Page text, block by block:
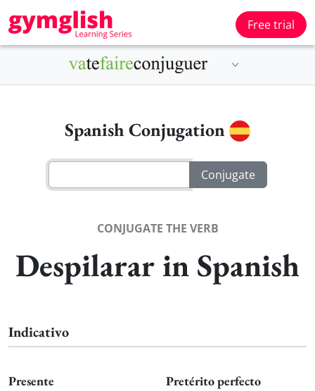
Free trial
Spanish Conjugation
CONJUGATE THE VERB
Despilarar in Spanish
Indicativo
Presente Pretérito perfecto